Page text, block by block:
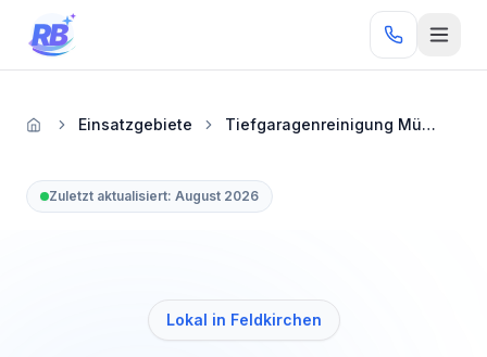
Zum Inhalt springen
RB
StartseiteEinsatzgebiete Tiefgaragenreinigung München Feldkirchen
Zuletzt aktualisiert: August 2026
Lokal in Feldkirchen